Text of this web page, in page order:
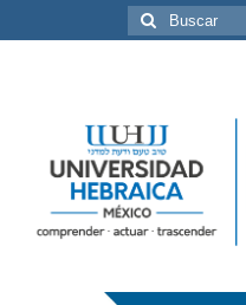
Buscar
por: